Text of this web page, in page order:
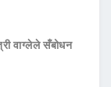
वाग्लेले सँबोधन